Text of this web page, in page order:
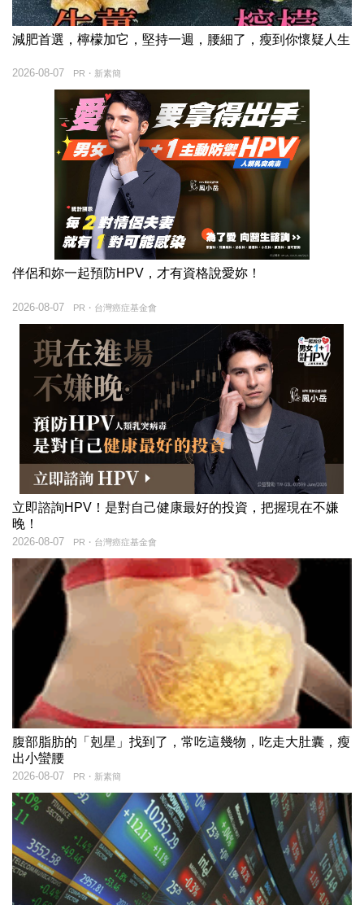
減肥首選，檸檬加它，堅持一週，腰細了，瘦到你懷疑人生
PR・新素簡
2026-08-07
伴侶和妳一起預防HPV，才有資格說愛妳！
PR・台灣癌症基金會
2026-08-07
立即諮詢HPV！是對自己健康最好的投資，把握現在不嫌
晚！
PR・台灣癌症基金會
2026-08-07
腹部脂肪的「剋星」找到了，常吃這幾物，吃走大肚囊，瘦
出小蠻腰
PR・新素簡
2026-08-07